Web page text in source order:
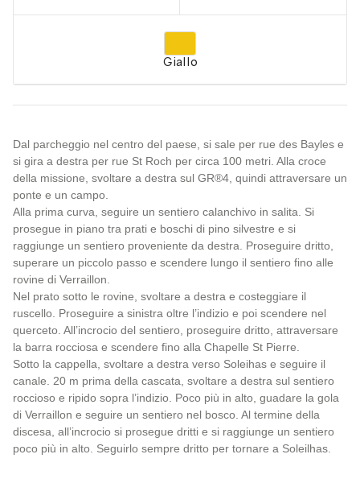
Giallo
Dal parcheggio nel centro del paese, si sale per rue des Bayles e
si gira a destra per rue St Roch per circa 100 metri. Alla croce
della missione, svoltare a destra sul GR®4, quindi attraversare un
ponte e un campo.
Alla prima curva, seguire un sentiero calanchivo in salita. Si
prosegue in piano tra prati e boschi di pino silvestre e si
raggiunge un sentiero proveniente da destra. Proseguire dritto,
superare un piccolo passo e scendere lungo il sentiero fino alle
rovine di Verraillon.
Nel prato sotto le rovine, svoltare a destra e costeggiare il
ruscello. Proseguire a sinistra oltre l’indizio e poi scendere nel
querceto. All’incrocio del sentiero, proseguire dritto, attraversare
la barra rocciosa e scendere fino alla Chapelle St Pierre.
Sotto la cappella, svoltare a destra verso Soleihas e seguire il
canale. 20 m prima della cascata, svoltare a destra sul sentiero
roccioso e ripido sopra l’indizio. Poco più in alto, guadare la gola
di Verraillon e seguire un sentiero nel bosco. Al termine della
discesa, all’incrocio si prosegue dritti e si raggiunge un sentiero
poco più in alto. Seguirlo sempre dritto per tornare a Soleilhas.